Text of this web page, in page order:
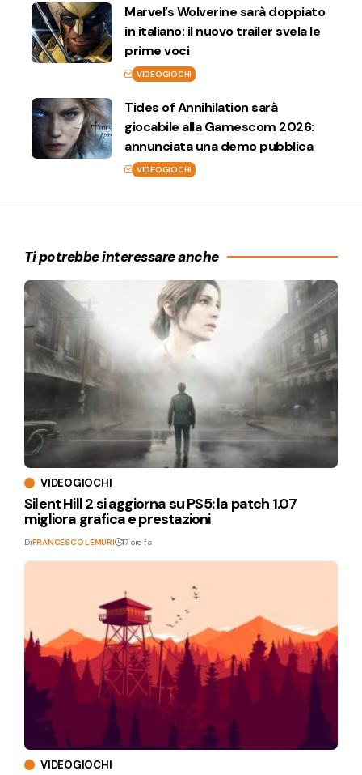
Marvel’s Wolverine sarà doppiato
in italiano: il nuovo trailer svela le
prime voci
VIDEOGIOCHI
Tides of Annihilation sarà
giocabile alla Gamescom 2026:
annunciata una demo pubblica
VIDEOGIOCHI
Ti potrebbe interessare anche
VIDEOGIOCHI
Silent Hill 2 si aggiorna su PS5: la patch 1.07
migliora grafica e prestazioni
DiFRANCESCO LEMURI 17 ore fa
VIDEOGIOCHI